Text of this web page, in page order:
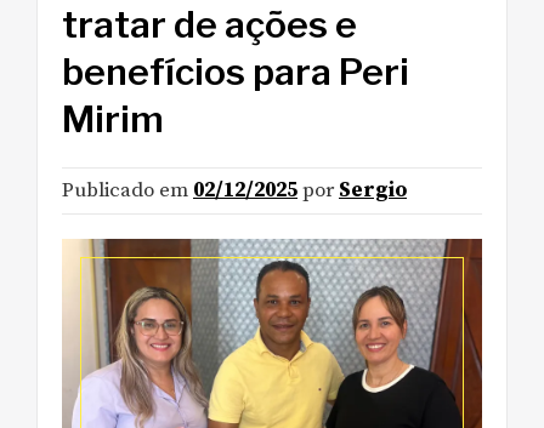
tratar de ações e
benefícios para Peri
Mirim
Publicado em 02/12/2025por Sergio